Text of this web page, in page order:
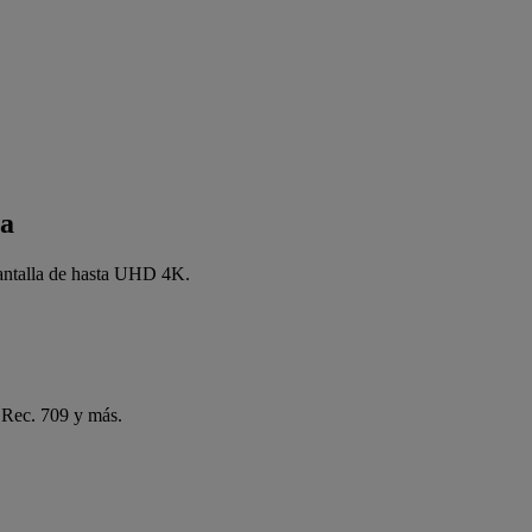
de hasta UHD 4K.
709 y más.